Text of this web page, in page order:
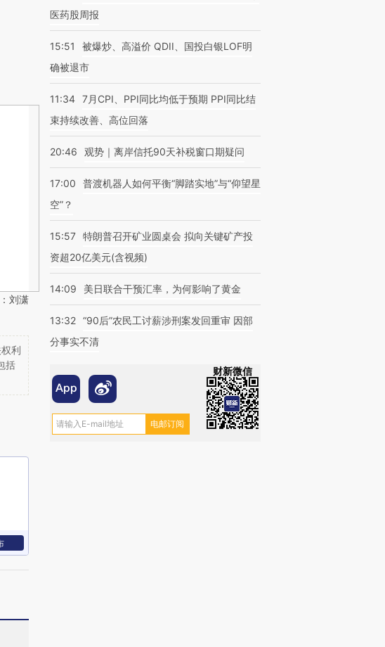
刘潇
利
括
医药股周报
15:51
被爆炒、高溢价 QDII、国投白银LOF明
确被退市
11:34 7月CPI、PPI同比均低于预期 PPI同比结
束持续改善、高位回落
20:46 观势｜离岸信托90天补税窗口期疑问
17:00
普渡机器人如何平衡“脚踏实地”与“仰望星
空”？
15:57 特朗普召开矿业圆桌会 拟向关键矿产投
资超20亿美元(含视频)
14:09 美日联合干预汇率，为何影响了黄金
13:32 “90后”农民工讨薪涉刑案发回重审 因部
分事实不清
财新微信